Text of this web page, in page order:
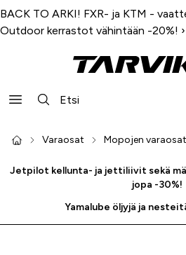
BACK TO ARKI! FXR- ja KTM -
Outdoor kerrastot vähintään -20%! ›
Varaosat Mopojen varaosat
Jetpilot kellunta- ja jettiliivit sekä
jopa -30%!
Yamalube öljyjä ja